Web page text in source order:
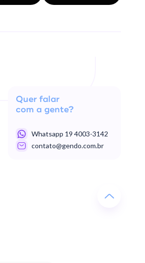
Quer falar
com a gente?
Whatsapp 19 4003-3142
contato@gendo.com.br